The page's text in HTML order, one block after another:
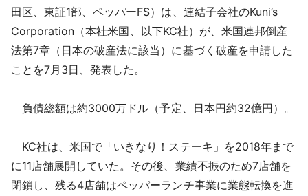
English
田区、東証1部、ペッパーFS）は、連結子会社のKuni’s
Corporation（本社米国、以下KC社）が、米国連邦倒産
法第7章（日本の破産法に該当）に基づく破産を申請した
ことを7月3日、発表した。
負債総額は約3000万ドル（予定、日本円約32億円）。
KC社は、米国で「いきなり！ステーキ」を2018年まで
に11店舗展開していた。その後、業績不振のため7店舗を
閉鎖し、残る4店舗はペッパーランチ事業に業態転換を進